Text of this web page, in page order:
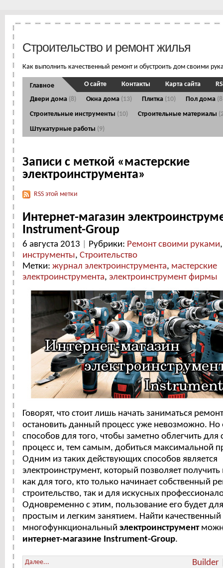
Строительство и ремонт жилья
Как выполнить качественный ремонт и обустроить дом своими
Главное
Двери дома (8) Окна дома (13) Плитка (10) Пол дома
Строительные инструменты (10) Строительные материалы
Штукатурные работы (9)
О сайте Контакты Карта сайта
Записи с меткой «мастерские
электроинструмента»
RSS этой метки
Интернет-магазин
Instrument-Group
6 августа 2013 Рубрики: Ремонт своими руками
инструменты, Строительство
Метки: журнал электроинструмента, мастерские
электроинструмента, электроинструмент фирмы
Говорят, что стоит лишь начать заниматься
остановить данный процесс уже невозможно. Но
способов для того, чтобы заметно облегчить
процесс и, тем самым, добиться максимальной
Одним из таких действующих способов является
электроинструмент, который позволяет
как для того, кто только начинает собственный
строительство, так и для искусных
Одновременно с этим, пользование его будет
простым и легким занятием. Найти качественный
многофункциональный электроинструмент
интернет-магазине Instrument-Group.
Далее... Builder